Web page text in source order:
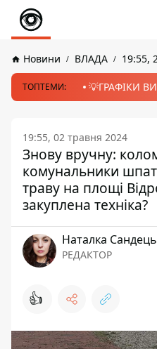
Новини ВЛАДА 19:55,
ТОПТЕМИ: 💡ГРАФІКИ
19:55, 02 травня 2024
Знову вручну:
комунальники
траву на площі
закуплена техніка?
Наталка
РЕДАКТОР
👍